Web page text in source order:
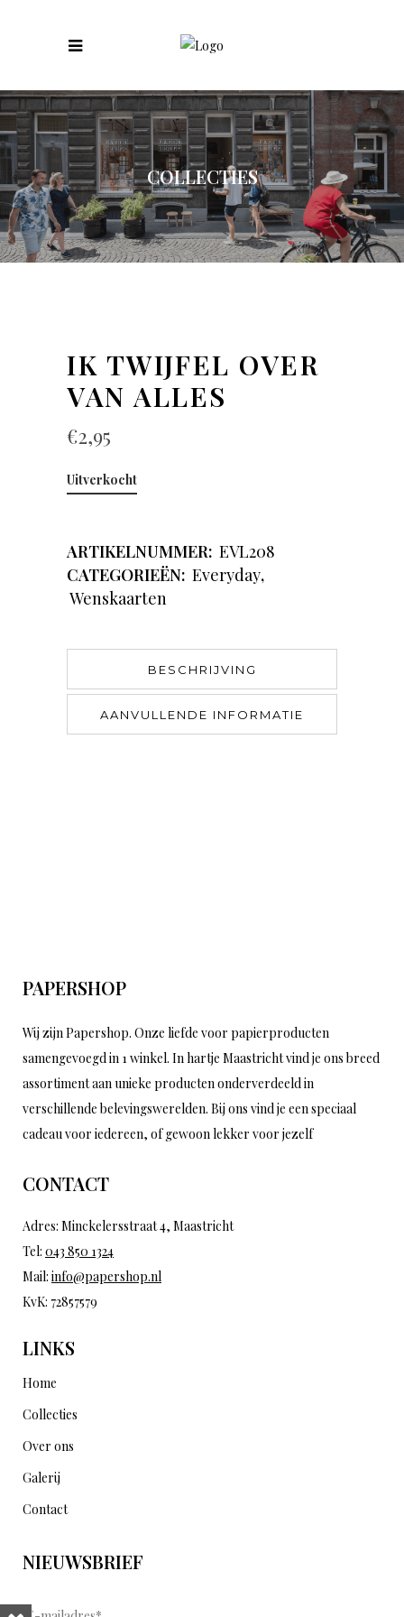
COLLECTIES
IK TWIJFEL OVER
VAN ALLES
€2,95
Uitverkocht
ARTIKELNUMMER: EVL208
CATEGORIEËN: Everyday,
Wenskaarten
BESCHRIJVING
AANVULLENDE INFORMATIE
PAPERSHOP
Wij zijn Papershop. Onze liefde voor papierproducten
samengevoegd in 1 winkel. In hartje Maastricht vind je ons breed
assortiment aan unieke producten onderverdeeld in
verschillende belevingswerelden. Bij ons vind je een speciaal
cadeau voor iedereen, of gewoon lekker voor jezelf
CONTACT
Adres: Minckelersstraat 4, Maastricht
Tel: 043 850 1324
Mail: info@papershop.nl
KvK: 72857579
LINKS
Home
Collecties
Over ons
Galerij
Contact
NIEUWSBRIEF
E